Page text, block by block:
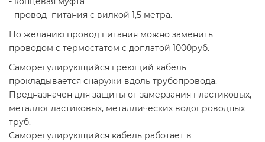
- провод питания с вилкой 1,5 метра.
По желанию провод питания можно заменить
проводом с термостатом с доплатой 1000руб.
Саморегулирующийся греющий кабель
прокладывается снаружи вдоль трубопровода.
Предназначен для защиты от замерзания пластиковых,
металлопластиковых, металлических водопроводных
труб.
Саморегулирующийся кабель работает в